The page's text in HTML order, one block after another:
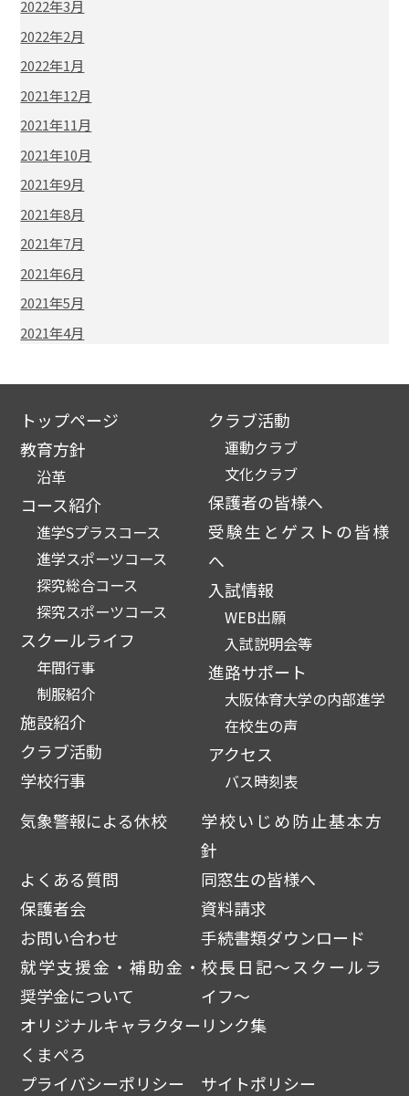
2022年3月
2022年2月
2022年1月
2021年12月
2021年11月
2021年10月
2021年9月
2021年8月
2021年7月
2021年6月
2021年5月
2021年4月
トップページ
教育方針
沿革
コース紹介
進学Sプラスコース
進学スポーツコース
探究総合コース
探究スポーツコース
スクールライフ
年間行事
制服紹介
施設紹介
クラブ活動
学校行事
クラブ活動
運動クラブ
文化クラブ
保護者の皆様へ
受験生とゲストの皆様
へ
入試情報
WEB出願
入試説明会等
進路サポート
大阪体育大学の内部進学
在校生の声
アクセス
バス時刻表
気象警報による休校
学校いじめ防止基本方
針
よくある質問
同窓生の皆様へ
保護者会
資料請求
お問い合わせ
手続書類ダウンロード
就学支援金・補助金・
奨学金について
校長日記～スクールラ
イフ～
オリジナルキャラクター
くまぺろ
リンク集
プライバシーポリシー
サイトポリシー